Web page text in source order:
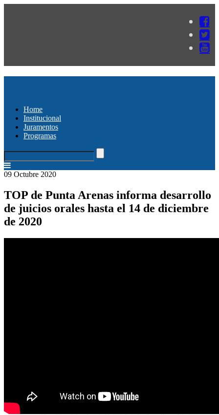
Home
Institucional
Juramentos
Programas
09 Octubre 2020
TOP de Punta Arenas informa desarrollo
de juicios orales hasta el 14 de diciembre
de 2020